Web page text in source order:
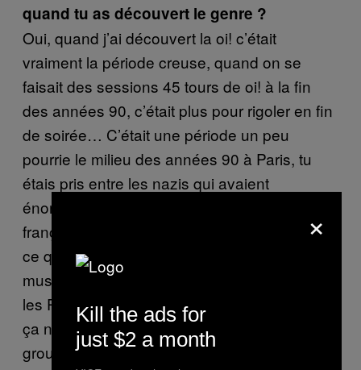
quand tu as découvert le genre ?
Oui, quand j’ai découvert la oi! c’était
vraiment la période creuse, quand on se
faisait des sessions 45 tours de oi! à la fin
des années 90, c’était plus pour rigoler en fin
de soirée… C’était une période un peu
pourrie le milieu des années 90 à Paris, tu
étais pris entre les nazis qui avaient
énormément de poids sur la scène skin
française et les chasseurs qui tapaient tout
ce qui ressemblait à un rasé. Et même
musicalement, si j’ai beaucoup aimé et suivi
les Partisans et Civil Aggression, je dirais que
ça n’a pas aussi bien vieilli que d’autres
groupes. Aujourd’hui, il y a quand même un
×
Kill the ads for
just $2 a month